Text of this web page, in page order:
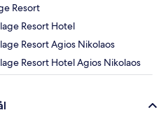
Resort
Resort Hotel
Resort Agios Nikolaos
Resort Hotel Agios Nikolaos